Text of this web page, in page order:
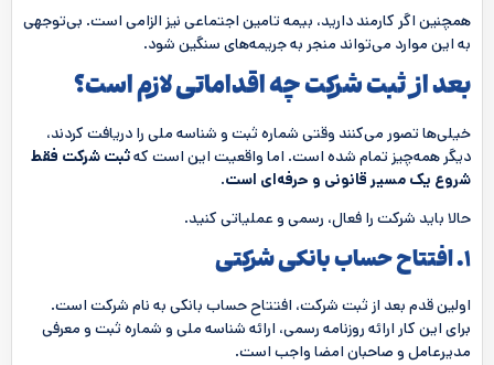
همچنین اگر کارمند دارید، بیمه تامین اجتماعی نیز الزامی است. بی‌توجهی
به این موارد می‌تواند منجر به جریمه‌های سنگین شود.
بعد از ثبت شرکت چه اقداماتی لازم است؟
خیلی‌ها تصور می‌کنند وقتی شماره ثبت و شناسه ملی را دریافت کردند،
دیگر همه‌چیز تمام شده است. اما واقعیت این است کهثبت شرکت فقط
شروع یک مسیر قانونی و حرفه‌ای است.
حالا باید شرکت را فعال، رسمی و عملیاتی کنید.
۱. افتتاح حساب بانکی شرکتی
اولین قدم بعد از ثبت شرکت، افتتاح حساب بانکی به نام شرکت است.
برای این کار ارائه روزنامه رسمی، ارائه شناسه ملی و شماره ثبت و معرفی
مدیرعامل و صاحبان امضا واجب است.